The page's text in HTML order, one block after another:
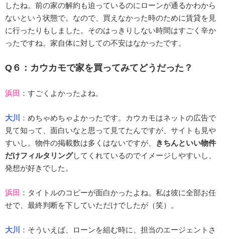
したね。前の家の解約も迫っているのにローンが通るかわから
ないという状態で。なので、買えなかった時のために賃貸を見
に行ったりもしました。そのはっきりしない時間はすごく辛か
ったですね。家自体に対しての不安はなかったです。
Q６：カウカモで家を買ってみてどうだった？
浜田 ：すごくよかったよね。
大川
：めちゃめちゃよかったです。カウカモはネットの広告で
見て知って、面白いなと思って見てたんですが、サイトも見や
すいし。物件の掲載数は多くはないですが、
きちんといい物件
だけフィルタリングしてくれているのでイメージしやすいし、
発想が好きでした。
浜田 ：タイトルのコピーが面白かったよね。私は彼に全部お任
せで、最終判断を下していただけでしたが（笑）。
大川
：そういえば、ローンを組む時に、担当のエージェントさ